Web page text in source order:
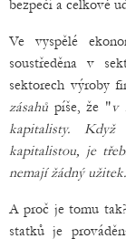
bezpečí a celkově
Ve vyspělé
soustředěna v
sektorech výroby
zásahů píše, že "v
kapitalisty.
kapitalistou, je
nemají žádný užitek.
A proč je tomu
statků je